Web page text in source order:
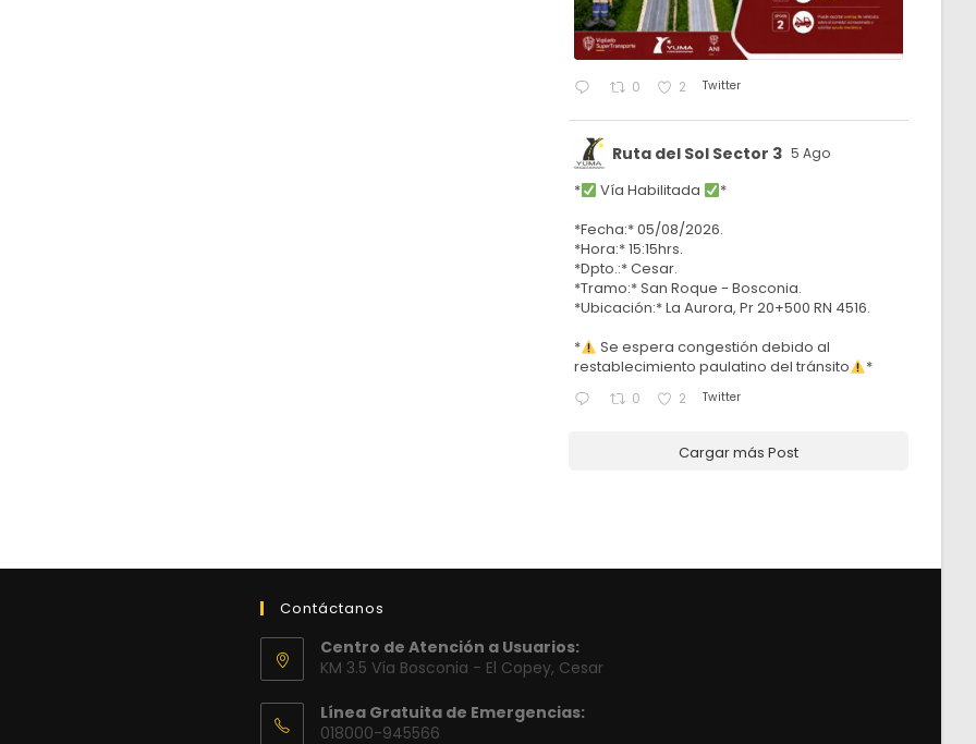
0 2 Twitter
Ruta del Sol Sector 3 5 Ago
* Vía Habilitada
*
*Fecha:* 05/08/2026.
*Hora:* 15:15hrs.
*Dpto.:* Cesar.
*Tramo:* San Roque - Bosconia.
*Ubicación:* La Aurora, Pr 20+500 RN 4516.
*
Se espera congestión debido al
restablecimiento paulatino del tránsito
*
0 2 Twitter
Cargar más Post
Contáctanos
Centro de Atención a Usuarios:
KM 3.5 Vía Bosconia - El Copey, Cesar
Línea Gratuita de Emergencias:
018000-945566